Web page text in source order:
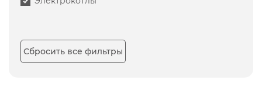
Сбросить все фильтры